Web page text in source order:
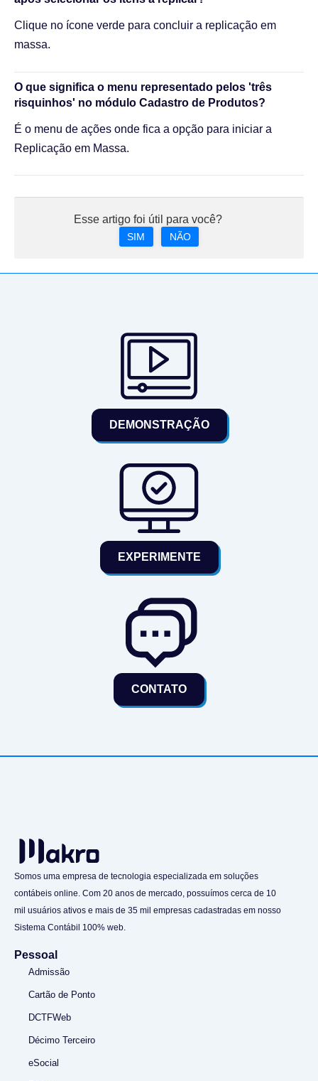
Clique no ícone verde para concluir a replicação em
massa.
O que significa o menu representado pelos 'três
risquinhos' no módulo Cadastro de Produtos?
É o menu de ações onde fica a opção para iniciar a
Replicação em Massa.
Esse artigo foi útil para você?
SIM NÃO
DEMONSTRAÇÃO
EXPERIMENTE
CONTATO
Somos uma empresa de tecnologia especializada em soluções
contábeis online. Com 20 anos de mercado, possuímos cerca de 10
mil usuários ativos e mais de 35 mil empresas cadastradas em nosso
Sistema Contábil 100% web.
Pessoal
Admissão
Cartão de Ponto
DCTFWeb
Décimo Terceiro
eSocial